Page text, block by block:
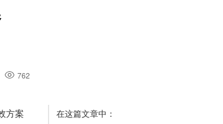
762
在这篇文章中：
方案